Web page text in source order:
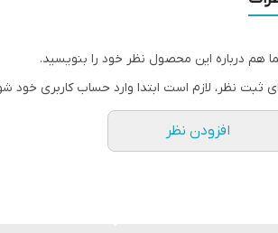
هم درباره این محصول نظر خود را بنویسید.
ثبت نظر، لازم است ابتدا وارد حساب کاربری خود
افزودن نظر